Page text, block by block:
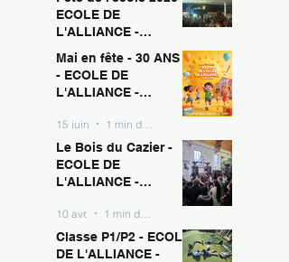
ECOLE DE
L'ALLIANCE -
SAMBRE
15 juin 1 min de lecture
Mai en fête - 30 ANS !
- ECOLE DE
L'ALLIANCE -
SAMBRE
15 juin
Le Bois du Cazier -
ECOLE DE
L'ALLIANCE -
SAMBRE
10 avr.
Classe P1/P2 - ECOLE
DE L'ALLIANCE -